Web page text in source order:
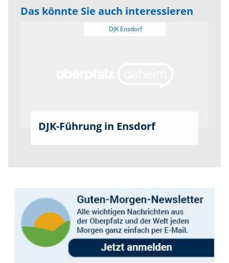
Das könnte Sie auch interessieren
DJK-Führung in Ensdorf